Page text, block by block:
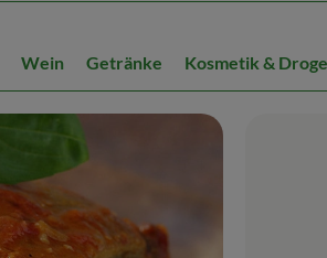
Wein Getränke Kosmetik &